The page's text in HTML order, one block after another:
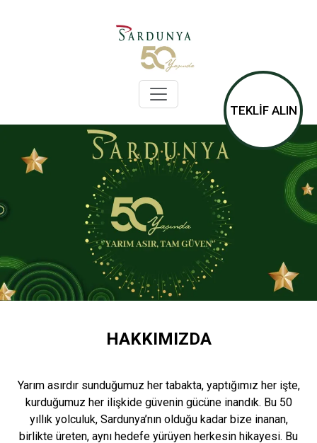
HAKKIMIZDA
Yarım asırdır sunduğumuz her tabakta, yaptığımız her işte,
kurduğumuz her ilişkide güvenin gücüne inandık. Bu 50
yıllık yolculuk, Sardunya’nın olduğu kadar bize inanan,
birlikte üreten, aynı hedefe yürüyen herkesin hikayesi. Bu
TEKLİF ALIN